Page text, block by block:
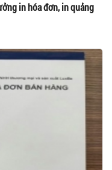
in hóa đơn, in quảng